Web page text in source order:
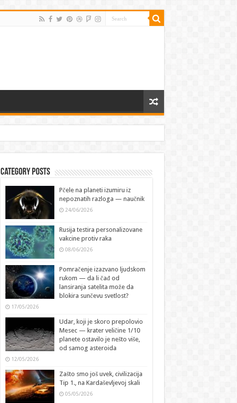
Category Posts
Pčele na planeti izumiru iz
nepoznatih razloga — naučnik
24/06/2026
Rusija testira personalizovane
vakcine protiv raka
08/06/2026
Pomračenje izazvano ljudskom
rukom — da li čađ od
lansiranja satelita može da
blokira sunčevu svetlost?
17/05/2026
Udar, koji je skoro prepolovio
Mesec — krater veličine 1/10
planete ostavilo je nešto više,
od samog asteroida
12/05/2026
Zašto smo još uvek, civilizacija
Tip 1., na Kardaševljevoj skali
05/05/2026